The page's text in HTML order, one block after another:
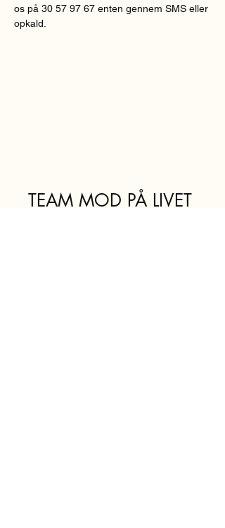
os på 30 57 97 67 enten gennem SMS eller
opkald.
TEAM MOD PÅ LIVET